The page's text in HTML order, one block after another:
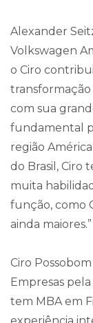
Alexander
Volkswagen
o Ciro
transformação
com sua
fundamental
região
do Brasil, Ciro
muita
função, como
ainda maiores.”
Ciro
Empresas
tem MBA em
experiência